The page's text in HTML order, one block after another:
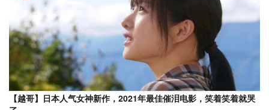
【越哥】日本人气女神新作，2021年最佳催泪电影，笑着笑着就哭